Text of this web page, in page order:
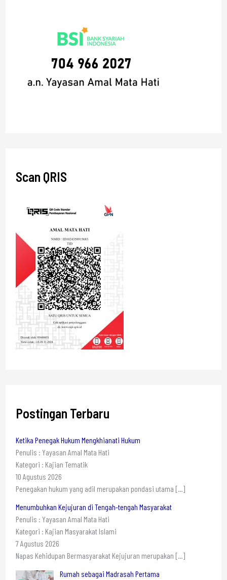
Scan QRIS
Postingan Terbaru
Ketika Penegak Hukum Mengkhianati Hukum
Penulis : Yayasan Amal Mata Hati
Kategori : Kajian Tematik
10 Agustus 2026
Penegakan hukum yang adil merupakan pondasi utama […]
Menumbuhkan Kejujuran di Tengah-tengah Masyarakat
Penulis : Yayasan Amal Mata Hati
Kategori : Kajian Masyarakat Islami
7 Agustus 2026
Napas Kehidupan Bermasyarakat Kejujuran merupakan […]
Rumah sebagai Madrasah Pertama